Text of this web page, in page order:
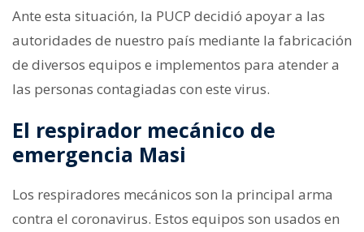
Ante esta situación, la PUCP decidió apoyar a las
autoridades de nuestro país mediante la fabricación
de diversos equipos e implementos para atender a
las personas contagiadas con este virus.
El respirador mecánico de
emergencia Masi
Los respiradores mecánicos son la principal arma
contra el coronavirus. Estos equipos son usados en